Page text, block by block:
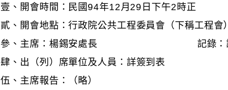
壹、開會時間：民國94年12月29日下午2時正
貳、開會地點：行政院公共工程委員會（下稱工程會
參、主席：楊錫安處長 記錄：謝
肆、出（列）席單位及人員：詳簽到表
伍、主席報告：（略）